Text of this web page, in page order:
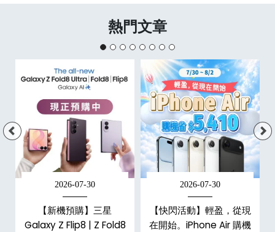
熱門文章
2026-07-30
【新機預購】三星
Galaxy Z Flip8 | Z Fold8
2026-07-30
【快閃活動】輕盈，從現
在開始。iPhone Air 購機